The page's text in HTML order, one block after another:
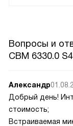
Вопросы и
CBM 6330.0
Александр
Добрый день!
Встраиваемая